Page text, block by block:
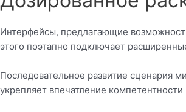
Интерфейсы, предлагающие
этого поэтапно подключает
Последовательное развитие сценария
укрепляет впечатление